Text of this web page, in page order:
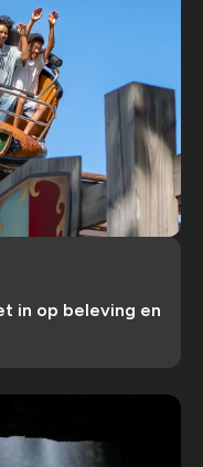
in op beleving en